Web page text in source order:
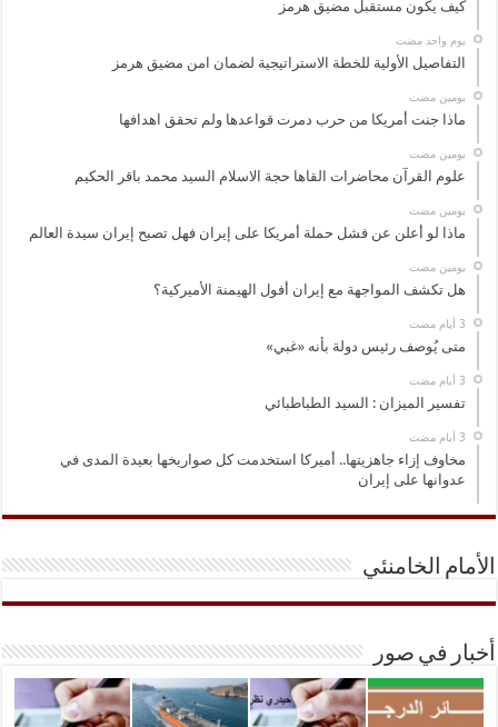
كيف يكون مستقبل مضيق هرمز
‏يوم واحد مضت
التفاصيل الأولية للخطة الاستراتيجية لضمان امن مضيق هرمز
‏يومين مضت
ماذا جنت أمريكا من حرب دمرت قواعدها ولم تحقق اهدافها
‏يومين مضت
علوم القرآن محاضرات القاها حجة الاسلام السيد محمد باقر الحكيم
‏يومين مضت
ماذا لو أعلن عن فشل حملة أمريكا على إيران فهل تصبح إيران سيدة العالم
‏يومين مضت
هل تكشف المواجهة مع إيران أفول الهيمنة الأميركية؟
متى يُوصف رئيس دولة بأنه «غبي»
تفسير الميزان : السيد الطباطبائي
مخاوف إزاء جاهزيتها.. أميركا استخدمت كل صواريخها بعيدة المدى في
عدوانها على إيران
الأمام الخامنئي
أخبار في صور